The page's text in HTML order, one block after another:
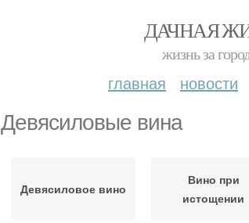
ДАЧНАЯ
жизнь за
главная новости
Девясиловые вина
Девясиловое вино
Вино при
истощении